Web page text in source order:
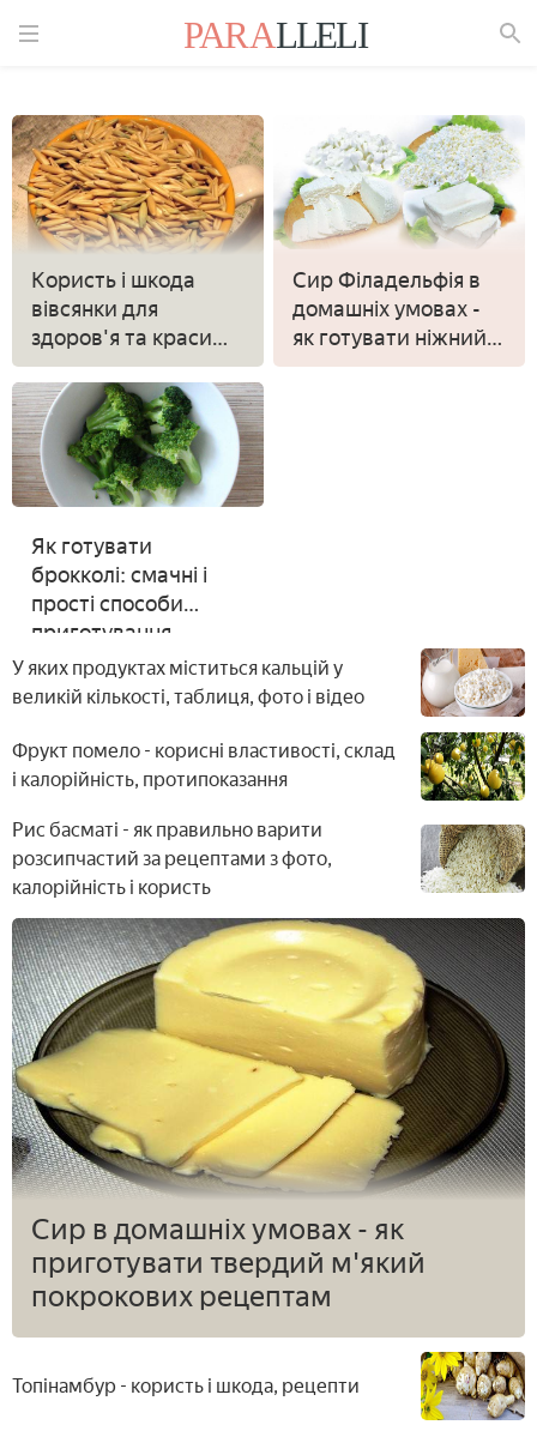
Користь і шкода
вівсянки для
здоров'я та краси
обличчя і волосся
Сир Філадельфія в
домашніх умовах -
як готувати ніжний
сирний крем
Як готувати
брокколі: смачні і
прості способи
приготування
капусти
У яких продуктах міститься кальцій у
великій кількості, таблиця, фото і відео
Фрукт помело - корисні властивості, склад
і калорійність, протипоказання
Рис басматі - як правильно варити
розсипчастий за рецептами з фото,
калорійність і користь
Сир в домашніх умовах - як
приготувати твердий м'який
покрокових рецептам
Топінамбур - користь і шкода, рецепти